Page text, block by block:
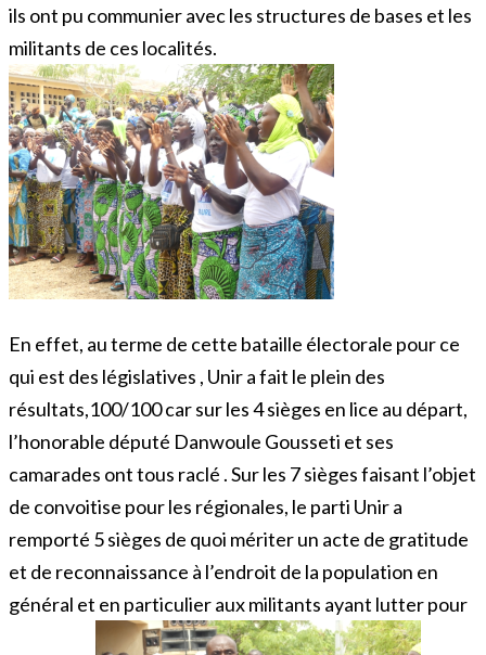
ils ont pu communier avec les structures de bases et les
militants de ces localités.
En effet, au terme de cette bataille électorale pour ce
qui est des législatives , Unir a fait le plein des
résultats,100/100 car sur les 4 sièges en lice au départ,
l’honorable député Danwoule Gousseti et ses
camarades ont tous raclé . Sur les 7 sièges faisant l’objet
de convoitise pour les régionales, le parti Unir a
remporté 5 sièges de quoi mériter un acte de gratitude
et de reconnaissance à l’endroit de la population en
général et en particulier aux militants ayant lutter pour